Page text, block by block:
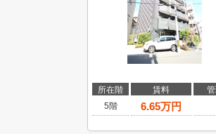
所在階 賃料
5階
6.65万円